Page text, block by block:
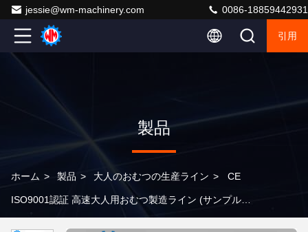
jessie@wm-machinery.com 0086-18859442931
引用
製品
ホーム > 製品 > 大人のおむつの生産ライン > CE
ISO9001認証 高速大人用おむつ製造ライン (サンプル送